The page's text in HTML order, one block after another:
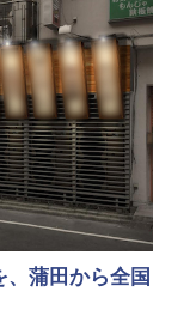
、蒲田から全国